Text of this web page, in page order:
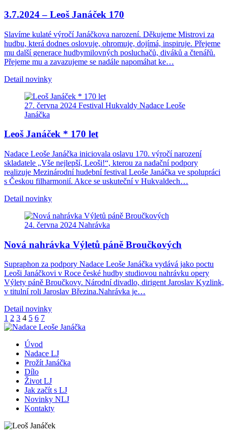
3.7.2024 – Leoš Janáček 170
Slavíme kulaté výročí Janáčkova narození. Děkujeme Mistrovi za
hudbu, která dodnes oslovuje, ohromuje, dojímá, inspiruje. Přejeme
mu další generace hudbymilovných posluchačů, diváků a čtenářů.
Přejeme mu a zavazujeme se nadále napomáhat ke…
Detail novinky
27. června 2024 Festival Hukvaldy Nadace Leoše
Janáčka
Leoš Janáček * 170 let
Nadace Leoše Janáčka iniciovala oslavu 170. výročí narození
skladatele „Vše nejlepší, Leoši!“, kterou za nadační podpory
realizuje Mezinárodní hudební festival Leoše Janáčka ve spolupráci
s Českou filharmonií. Akce se uskuteční v Hukvaldech…
Detail novinky
24. června 2024 Nahrávka
Nová nahrávka Výletů páně Broučkových
Supraphon za podpory Nadace Leoše Janáčka vydává jako poctu
Leoši Janáčkovi v Roce české hudby studiovou nahrávku opery
Výlety páně Broučkovy. Národní divadlo, dirigent Jaroslav Kyzlink,
v titulní roli Jaroslav Březina.Nahrávka je…
Detail novinky
1 2 3 4 5 6 7
Úvod
Nadace LJ
Prožít Janáčka
Dílo
Život LJ
Jak začít s LJ
Novinky NLJ
Kontakty